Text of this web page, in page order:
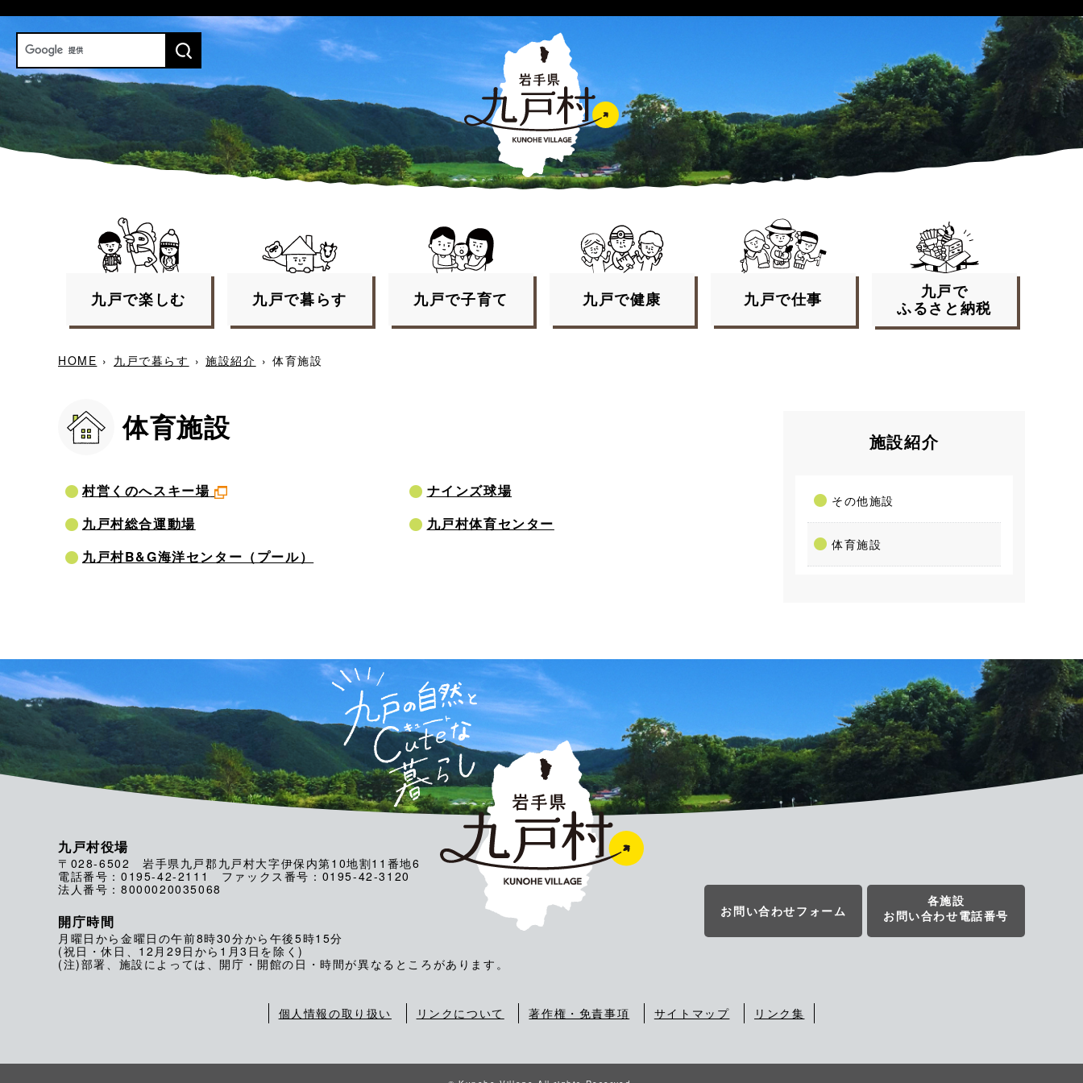
九戸で楽しむ 九戸で暮らす 九戸で子育て 九戸で健康 九戸で仕事
九戸で
ふるさと納税
HOME › 九戸で暮らす › 施設紹介 › 体育施設
体育施設
村営くのへスキー場
ナインズ球場
九戸村総合運動場
九戸村体育センター
九戸村B&G海洋センター（プール）
施設紹介
その他施設
体育施設
九戸村役場
〒028-6502 岩手県九戸郡九戸村大字伊保内第10地割11番地6
電話番号：0195-42-2111 ファックス番号：0195-42-3120
法人番号：8000020035068
開庁時間
月曜日から金曜日の午前8時30分から午後5時15分
(祝日・休日、12月29日から1月3日を除く)
(注)部署、施設によっては、開庁・開館の日・時間が異なるところがあります。
お問い合わせフォーム
各施設
お問い合わせ電話番号
個人情報の取り扱い リンクについて 著作権・免責事項 サイトマップ リンク集